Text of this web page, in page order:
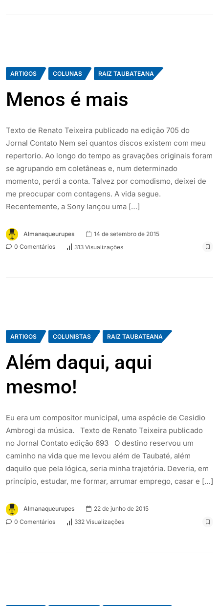
ARTIGOS COLUNAS RAIZ TAUBATEANA
Menos é mais
Texto de Renato Teixeira publicado na edição 705 do
Jornal Contato Nem sei quantos discos existem com meu
repertorio. Ao longo do tempo as gravações originais foram
se agrupando em coletâneas e, num determinado
momento, perdi a conta. Talvez por comodismo, deixei de
me preocupar com contagens. A vida segue.
Recentemente, a Sony lançou uma […]
Almanaqueurupes
14 de setembro de 2015
0 Comentários
313 Visualizações
ARTIGOS COLUNISTAS RAIZ TAUBATEANA
Além daqui, aqui
mesmo!
Eu era um compositor municipal, uma espécie de Cesidio
Ambrogi da música. Texto de Renato Teixeira publicado
no Jornal Contato edição 693 O destino reservou um
caminho na vida que me levou além de Taubaté, além
daquilo que pela lógica, seria minha trajetória. Deveria, em
princípio, estudar, me formar, arrumar emprego, casar e […]
Almanaqueurupes
22 de junho de 2015
0 Comentários
332 Visualizações